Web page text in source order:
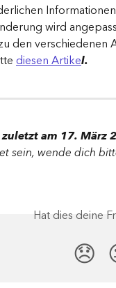
wird
den
diesen Artikel.
zuletzt am 17. März
sein, wende dich
Hat dies deine
😞